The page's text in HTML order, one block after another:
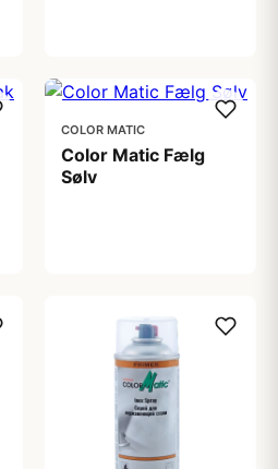
COLOR MATIC
Color Matic Fælg
Sølv